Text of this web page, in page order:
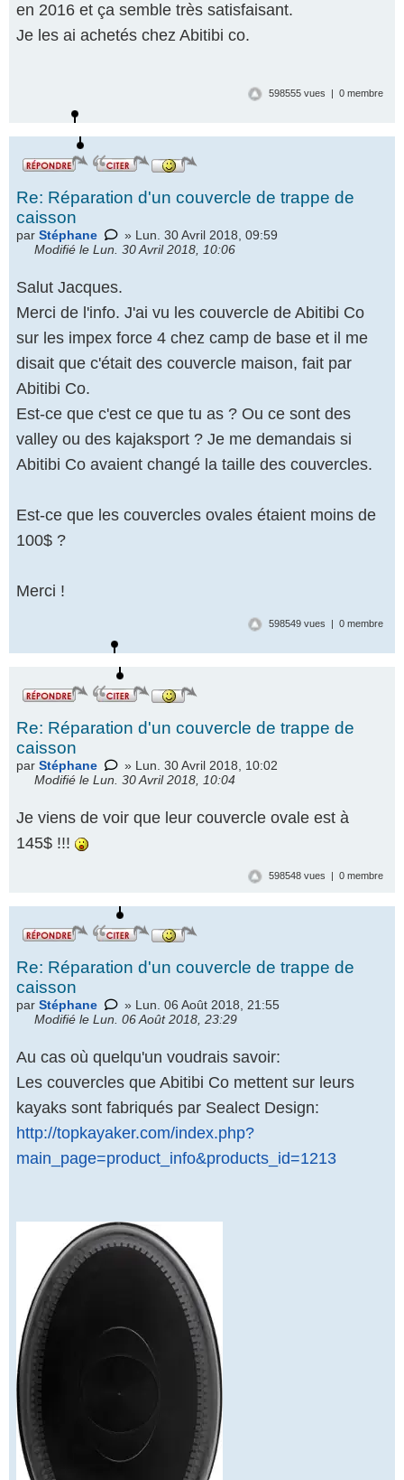
en 2016 et ça semble très satisfaisant.
Je les ai achetés chez Abitibi co.
598555 vues | 0 membre
Re: Réparation d'un couvercle de trappe de
caisson
par Stéphane
» Lun. 30 Avril 2018, 09:59
Modifié le Lun. 30 Avril 2018, 10:06
Salut Jacques.
Merci de l'info. J'ai vu les couvercle de Abitibi Co
sur les impex force 4 chez camp de base et il me
disait que c'était des couvercle maison, fait par
Abitibi Co.
Est-ce que c'est ce que tu as ? Ou ce sont des
valley ou des kajaksport ? Je me demandais si
Abitibi Co avaient changé la taille des couvercles.
Est-ce que les couvercles ovales étaient moins de
100$ ?
Merci !
598549 vues | 0 membre
Re: Réparation d'un couvercle de trappe de
caisson
par Stéphane
» Lun. 30 Avril 2018, 10:02
Modifié le Lun. 30 Avril 2018, 10:04
Je viens de voir que leur couvercle ovale est à
145$ !!!
598548 vues | 0 membre
Re: Réparation d'un couvercle de trappe de
caisson
par Stéphane
» Lun. 06 Août 2018, 21:55
Modifié le Lun. 06 Août 2018, 23:29
Au cas où quelqu'un voudrais savoir:
Les couvercles que Abitibi Co mettent sur leurs
kayaks sont fabriqués par Sealect Design:
http://topkayaker.com/index.php?
main_page=product_info&products_id=1213